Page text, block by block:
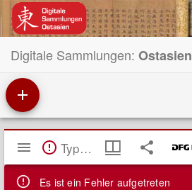
Digitale Sammlungen: Ostasien
Mirador
Viewer TypeError: Failed to fetch
Es ist ein Fehler aufgetreten